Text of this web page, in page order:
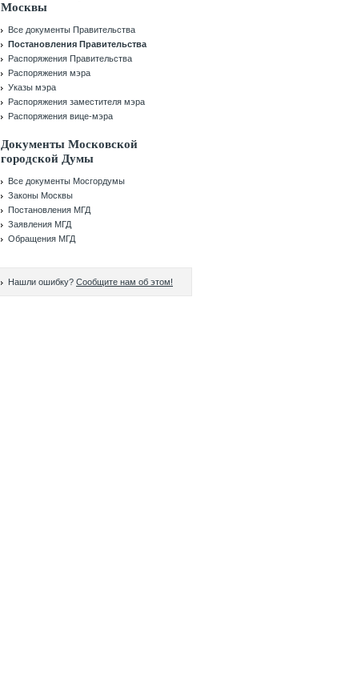
Москвы
Все документы Правительства
Постановления Правительства
Распоряжения Правительства
Распоряжения мэра
Указы мэра
Распоряжения заместителя мэра
Распоряжения вице-мэра
Документы Московской
городской Думы
Все документы Мосгордумы
Законы Москвы
Постановления МГД
Заявления МГД
Обращения МГД
Нашли ошибку? Сообщите нам об этом!